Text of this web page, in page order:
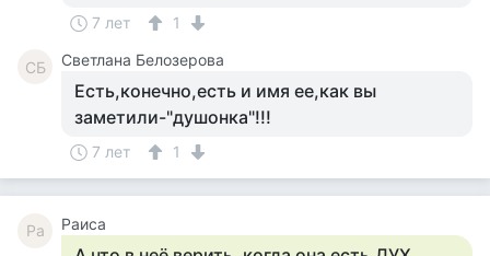
7 лет 1
СБ Светлана Белозерова
Есть,конечно,есть и имя ее,как вы
заметили-"душонка"!!!
7 лет 1
Ра Раиса